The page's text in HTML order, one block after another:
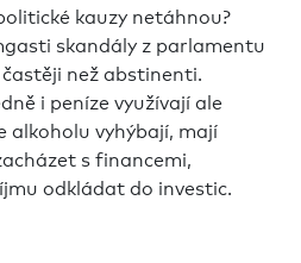
kauzy netáhnou?
skandály z parlamentu
než abstinenti.
i peníze využívají ale
alkoholu vyhýbají, mají
s financemi,
odkládat do investic.